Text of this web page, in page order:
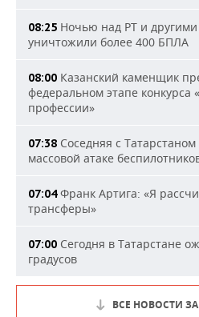
08:25 Ночью над РТ и
уничтожили более 400 БПЛА
08:00 Казанский каменщик
федеральном этапе
профессии»
07:38 Соседняя с
массовой атаке
07:04Франк Артига: «Я
трансферы»
07:00 Сегодня в Татарстане
градусов
ВСЕ НОВОСТИ